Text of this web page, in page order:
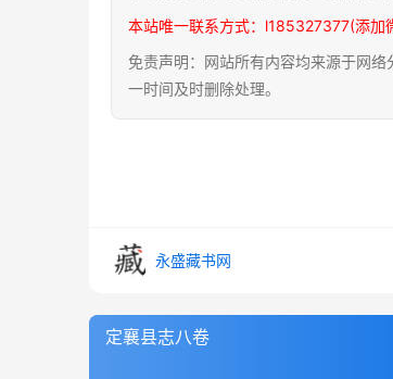
本站唯一联系方式：l185327377(添加
免责声明：网站所有内容均来源于网
一时间及时删除处理。
永盛藏书网
定襄县志八卷